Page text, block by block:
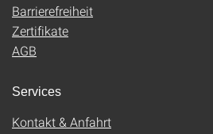
Barrierefreiheit
Zertifikate
AGB
Services
Kontakt & Anfahrt